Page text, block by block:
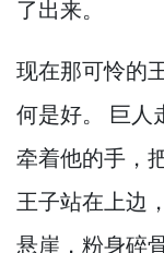
了出来。
现在那可怜的
何是好。
巨人
牵着他的手，
王子站在上边
悬崖， 粉身碎